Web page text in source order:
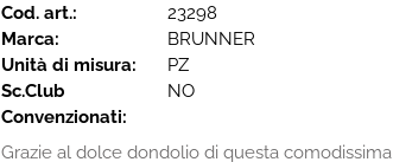
Cod. art.:
23298
Marca:
BRUNNER
Unità di misura:
PZ
Sc.Club
Convenzionati:
NO
Grazie al dolce dondolio di questa comodissima